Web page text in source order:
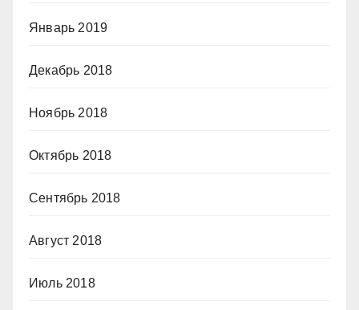
Январь 2019
Декабрь 2018
Ноябрь 2018
Октябрь 2018
Сентябрь 2018
Август 2018
Июль 2018